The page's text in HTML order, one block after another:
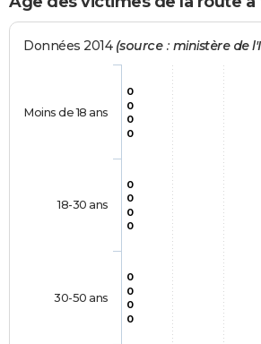
Données 2014 (source : ministère de
0
0
0
0
0
0
0
0
0
0
0
0
Moins de 18 ans
18-30 ans
30-50 ans